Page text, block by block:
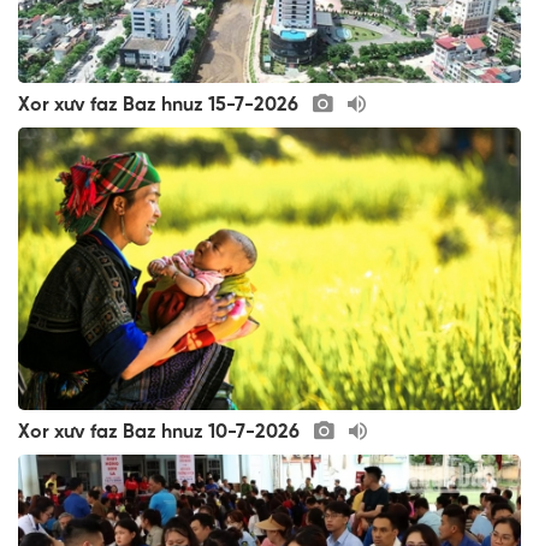
Xor xưv faz Baz hnuz 15-7-2026
Xor xưv faz Baz hnuz 10-7-2026